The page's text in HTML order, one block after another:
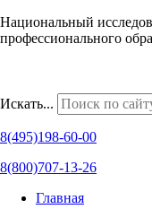
Национальный
профессионального
Искать...
8(495)198-60-00
8(800)707-13-26
Главная